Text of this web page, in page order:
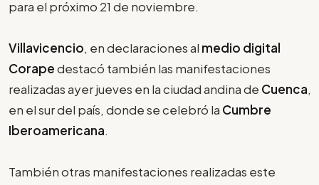
para el próximo 21 de noviembre.
Villavicencio, en declaraciones al medio digital
Corapedestacó también las manifestaciones
realizadas ayer jueves en la ciudad andina de Cuenca,
en el sur del país, donde se celebró la Cumbre
Iberoamericana.
También otras manifestaciones realizadas este